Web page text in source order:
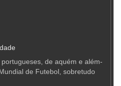
de aquém e além-
de Futebol, sobretudo